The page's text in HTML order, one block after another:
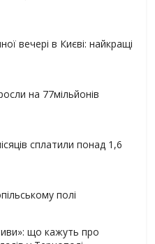
вечері в Києві: найкращі
на 77мільйонів
сплатили понад 1,6
полі
що кажуть про